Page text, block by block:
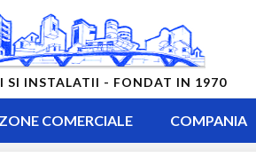
SI INSTALATII - FONDAT IN 1970
ZONE COMERCIALE COMPANIA